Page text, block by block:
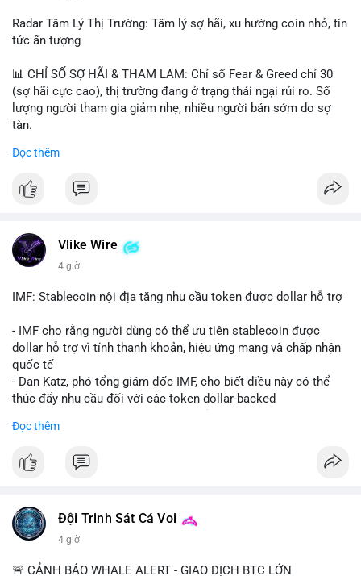
Radar Tâm Lý Thị Trường: Tâm lý sợ hãi, xu hướng coin nhỏ, tin
tức ấn tượng
📊 CHỈ SỐ SỢ HÃI & THAM LAM: Chỉ số Fear & Greed chỉ 30
(sợ hãi cực cao), thị trường đang ở trạng thái ngại rủi ro. Số
lượng người tham gia giảm nhẹ, nhiều người bán sớm do sợ
tàn.
📈 XU HƯỚNG TÌM KIẾM & THẢO LUẬN: Biconomy (BICO),
coin được tìm kiếm nhiều nhất. Chủ đề NFT (Pudgy Penguins),
💬 DÒNG CHẢY TIN TỨC & TRUYỀN THÔNG: Bàn tán trên
Binance Square tập trung vào lệnh kẹp, dự báo NVDA và Musk
luận về Clearity Act.
💡 NHẬN ĐỊNH & KHUYẾN NGHỊ: Tâm lý ngắn hạn vẫn tiêu
cực do sợ hãi, nhưng xu hướng coin nhỏ và tin tức AI/NVIDA
có thể tạo cơ hội mua sớm. Cần theo dõi sự thay đổi trong
chính sách crypto Mỹ.
Đọc thêm
Vlike Wire
4 giờ
IMF: Stablecoin nội địa tăng nhu cầu token được dollar hỗ trợ
- IMF cho rằng người dùng có thể ưu tiên stablecoin được
dollar hỗ trợ vì tính thanh khoản, hiệu ứng mạng và chấp nhận
quốc tế
- Dan Katz, phó tổng giám đốc IMF, cho biết điều này có thể
thúc đẩy nhu cầu đối với các token dollar-backed
triển stablecoin nội địa
$btc $eth
📰 Nguồn: Cointelegraph
Đọc thêm
Đội Trinh Sát Cá Voi
4 giờ
🚨 CẢNH BÁO WHALE ALERT - GIAO DỊCH BTC LỚN